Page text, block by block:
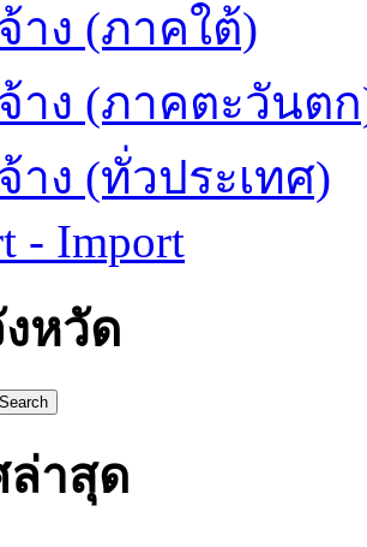
าง (ภาคใต้)
าง (ภาคตะวันต
าง (ทั่วประเทศ)
- Import
หวัด
Search
ล่าสุด